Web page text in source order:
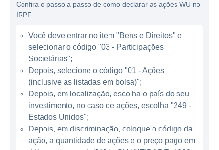
A área de atuação principal da Western
Union é o mercado de transferências de
dinheiro, que inclui serviços de envio e
recebimento de fundos, pagamentos de
contas e soluções de pagamento a
empresas. A companhia gera receita
principalmente através de taxas de serviço
em suas transações. Operando em mais de
200 países e territórios, a Western Union é
um importante facilitador de remessas
internacionais e serviços financeiros,
Confira o passo a passo de como declarar as ações WU no
IRPF
Você deve entrar no item "Bens e Direitos" e
selecionar o código "03 - Participações
Societárias";
Depois, selecione o código "01 - Ações
(inclusive as listadas em bolsa)";
Depois, em localização, escolha o país do seu
investimento, no caso de ações, escolha "249 -
Estados Unidos";
Depois, em discriminação, coloque o código da
ação, a quantidade de ações e o preço pago em